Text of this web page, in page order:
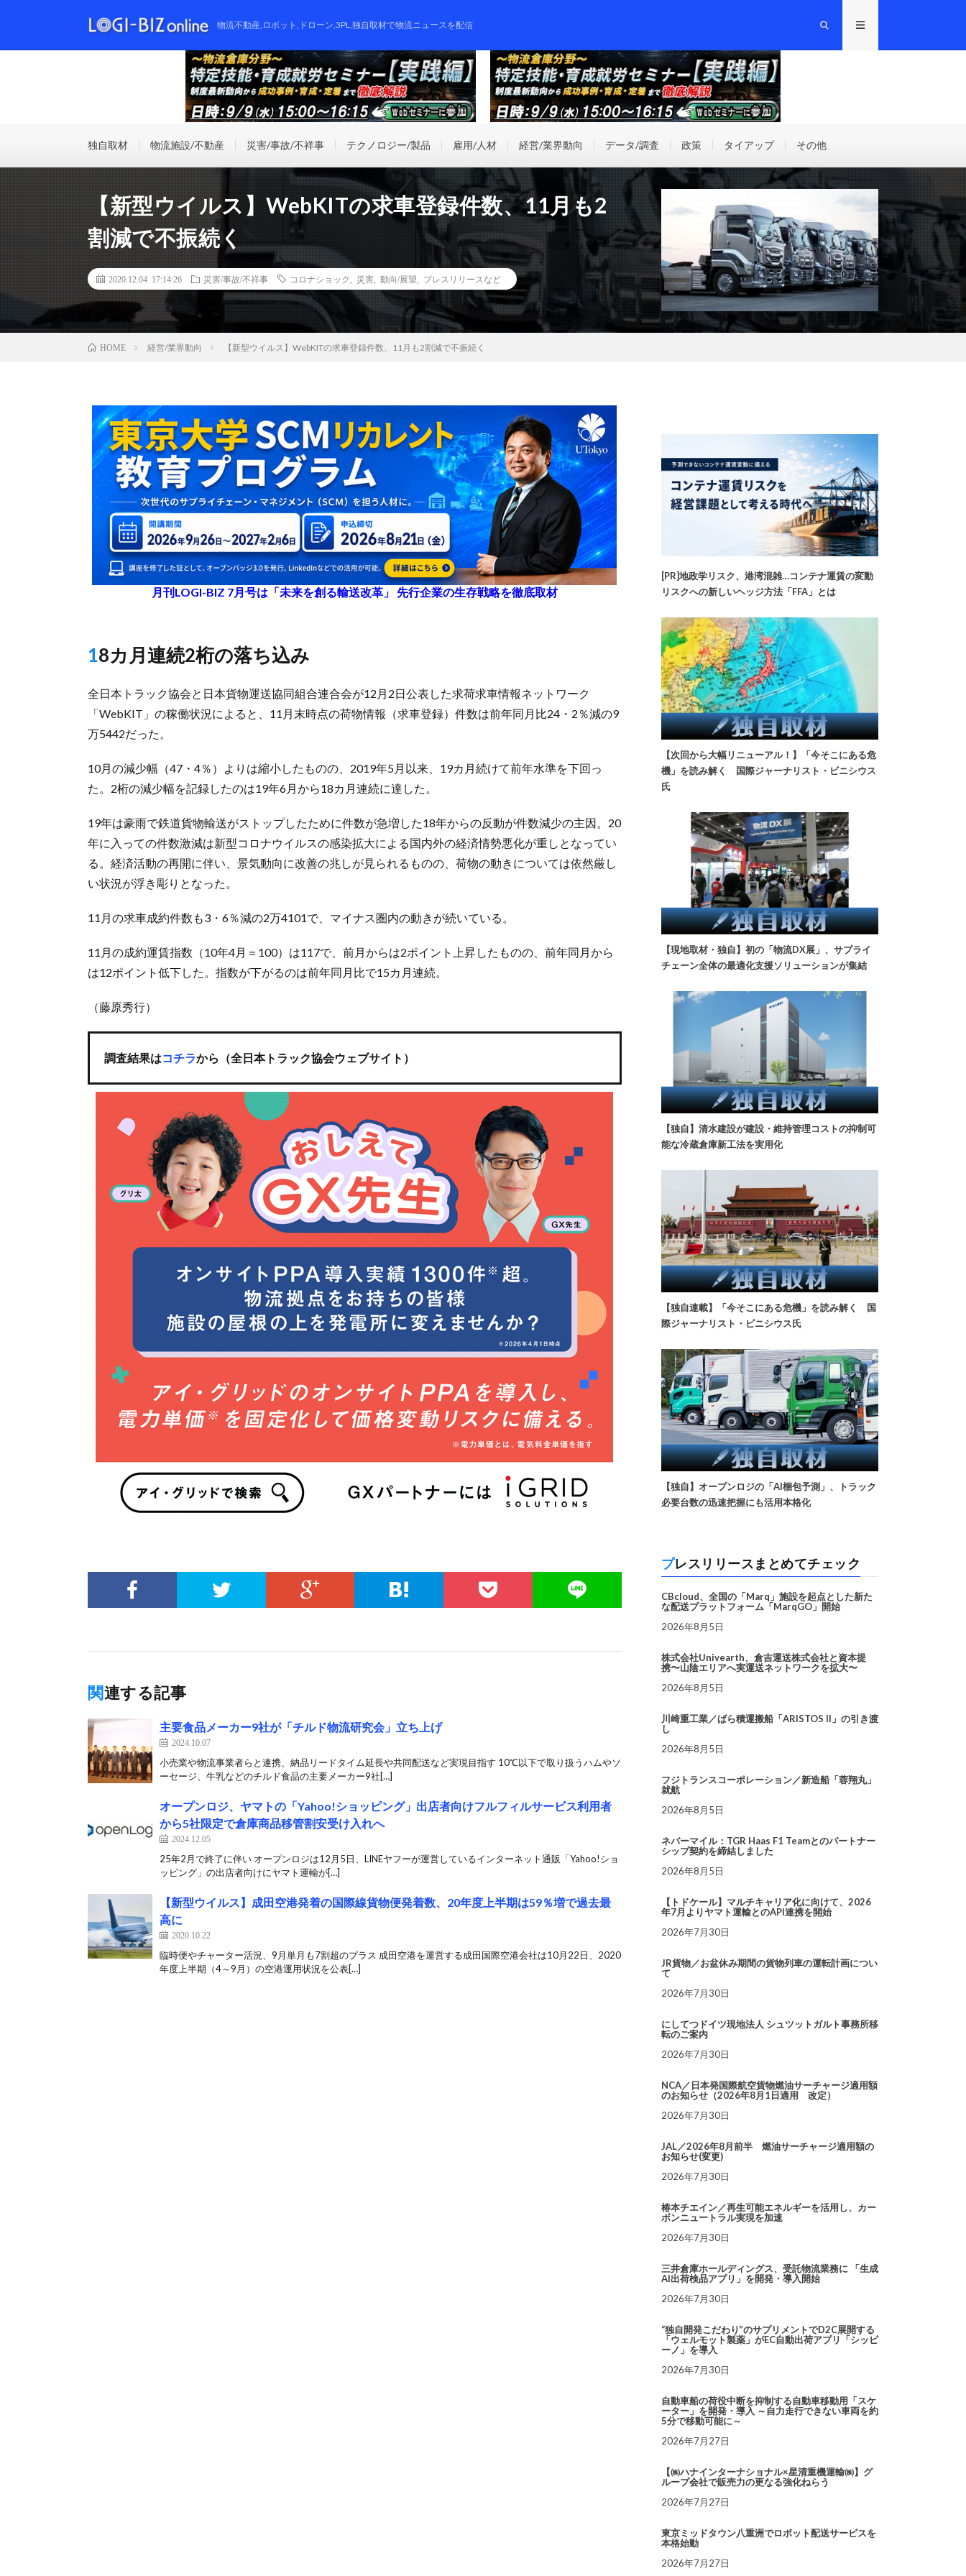
物流不動産,ロボット,ドローン,3PL,独自取材で物流ニュースを配信
独自取材 物流施設/不動産 災害/事故/不祥事 テクノロジー/製品 雇用/人材 経営/業界動向 データ/調査 政策 タイアップ その他
【新型ウイルス】WebKITの求車登録件数、11月も2
割減で不振続く
2020.12.04 17:14:26 災害/事故/不祥事 コロナショック 災害 動向/展望 プレスリリースなど
HOME 経営/業界動向 【新型ウイルス】WebKITの求車登録件数、11月も2割減で不振続く
月刊LOGI-BIZ 7月号は「未来を創る輸送改革」 先行企業の生存戦略を徹底取材
18カ月連続2桁の落ち込み
全日本トラック協会と日本貨物運送協同組合連合会が12月2日公表した求荷求車情報ネットワーク
「WebKIT」の稼働状況によると、11月末時点の荷物情報（求車登録）件数は前年同月比24・2％減の9
万5442だった。
10月の減少幅（47・4％）よりは縮小したものの、2019年5月以来、19カ月続けて前年水準を下回っ
た。2桁の減少幅を記録したのは19年6月から18カ月連続に達した。
19年は豪雨で鉄道貨物輸送がストップしたために件数が急増した18年からの反動が件数減少の主因。20
年に入っての件数激減は新型コロナウイルスの感染拡大による国内外の経済情勢悪化が重しとなってい
る。経済活動の再開に伴い、景気動向に改善の兆しが見られるものの、荷物の動きについては依然厳し
い状況が浮き彫りとなった。
11月の求車成約件数も3・6％減の2万4101で、マイナス圏内の動きが続いている。
11月の成約運賃指数（10年4月＝100）は117で、前月からは2ポイント上昇したものの、前年同月から
は12ポイント低下した。指数が下がるのは前年同月比で15カ月連続。
（藤原秀行）
調査結果はコチラから（全日本トラック協会ウェブサイト）
関連する記事
主要食品メーカー9社が「チルド物流研究会」立ち上げ
2024.10.07
小売業や物流事業者らと連携、納品リードタイム延長や共同配送など実現目指す 10℃以下で取り扱うハムやソ
ーセージ、牛乳などのチルド食品の主要メーカー9社[…]
オープンロジ、ヤマトの「Yahoo!ショッピング」出店者向けフルフィルサービス利用者
から5社限定で倉庫商品移管割安受け入れへ
2024.12.05
25年2月で終了に伴い オープンロジは12月5日、LINEヤフーが運営しているインターネット通販「Yahoo!ショ
ッピング」の出店者向けにヤマト運輸が[…]
【新型ウイルス】成田空港発着の国際線貨物便発着数、20年度上半期は59％増で過去最
高に
2020.10.22
臨時便やチャーター活況、9月単月も7割超のプラス 成田空港を運営する成田国際空港会社は10月22日、2020
年度上半期（4～9月）の空港運用状況を公表[…]
[PR]地政学リスク、港湾混雑…コンテナ運賃の変動
リスクへの新しいヘッジ方法「FFA」とは
【次回から大幅リニューアル！】「今そこにある危
機」を読み解く 国際ジャーナリスト・ビニシウス
氏
【現地取材・独自】初の「物流DX展」、サプライ
チェーン全体の最適化支援ソリューションが集結
【独自】清水建設が建設・維持管理コストの抑制可
能な冷蔵倉庫新工法を実用化
【独自連載】「今そこにある危機」を読み解く 国
際ジャーナリスト・ビニシウス氏
【独自】オープンロジの「AI梱包予測」、トラック
必要台数の迅速把握にも活用本格化
プレスリリースまとめてチェック
CBcloud、全国の「Marq」施設を起点とした新た
な配送プラットフォーム「MarqGO」開始
2026年8月5日
株式会社Univearth、倉吉運送株式会社と資本提
携〜山陰エリアへ実運送ネットワークを拡大〜
2026年8月5日
川崎重工業／ばら積運搬船「ARISTOS II」の引き渡
し
2026年8月5日
フジトランスコーポレーション／新造船「蓉翔丸」
就航
2026年8月5日
ネバーマイル：TGR Haas F1 Teamとのパートナー
シップ契約を締結しました
2026年8月5日
【トドケール】マルチキャリア化に向けて、2026
年7月よりヤマト運輸とのAPI連携を開始
2026年7月30日
JR貨物／お盆休み期間の貨物列車の運転計画につい
て
2026年7月30日
にしてつドイツ現地法人 シュツットガルト事務所移
転のご案内
2026年7月30日
NCA／日本発国際航空貨物燃油サーチャージ適用額
のお知らせ（2026年8月1日適用 改定）
2026年7月30日
JAL／2026年8月前半 燃油サーチャージ適用額の
お知らせ(変更)
2026年7月30日
椿本チエイン／再生可能エネルギーを活用し、カー
ボンニュートラル実現を加速
2026年7月30日
三井倉庫ホールディングス、受託物流業務に 「生成
AI出荷検品アプリ」を開発・導入開始
2026年7月30日
“独自開発こだわり”のサプリメントでD2C展開する
「ウェルモット製薬」がEC自動出荷アプリ「シッピ
ーノ」を導入
2026年7月30日
自動車船の荷役中断を抑制する自動車移動用「スケ
ーター」を開発・導入 ～自力走行できない車両を約
5分で移動可能に～
2026年7月27日
【㈱ハナインターナショナル×星清重機運輸㈱】グ
ループ会社で販売力の更なる強化ねらう
2026年7月27日
東京ミッドタウン八重洲でロボット配送サービスを
本格始動
2026年7月27日